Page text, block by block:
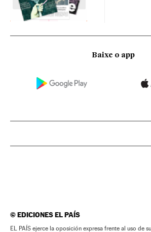
Baixe o app
©EDICIONES EL PAÍS
EL PAÍS ejerce la oposición expresa frente al uso de